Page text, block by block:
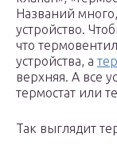
Названий
устройство.
что
устройства, а
верхняя. А все
термостат или
Так выглядит